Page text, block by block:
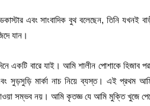
এবং সাংবাদিক বুথ বলেছেন, তিনি যখনই
যান।
একটি বারে যাই। আমি শালীন পোশাকে হিজাব
সুড়সুড়ি মার্কা নাচ নিয়ে ব্যস্ত। এই
সম্ভব নয়। আমি কৃতজ্ঞ যে আমি মুক্তি খুজে